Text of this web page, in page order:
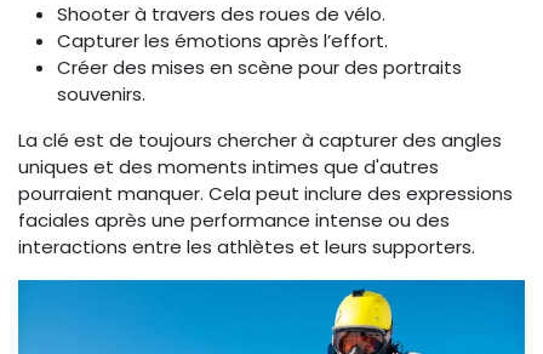
Shooter à travers des roues de vélo.
Capturer les émotions après l’effort.
Créer des mises en scène pour des portraits
souvenirs.
La clé est de toujours chercher à capturer des angles
uniques et des moments intimes que d'autres
pourraient manquer. Cela peut inclure des expressions
faciales après une performance intense ou des
interactions entre les athlètes et leurs supporters.